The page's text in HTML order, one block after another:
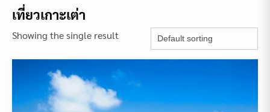
เที่ยวเกาะเต่า
Showing the single result